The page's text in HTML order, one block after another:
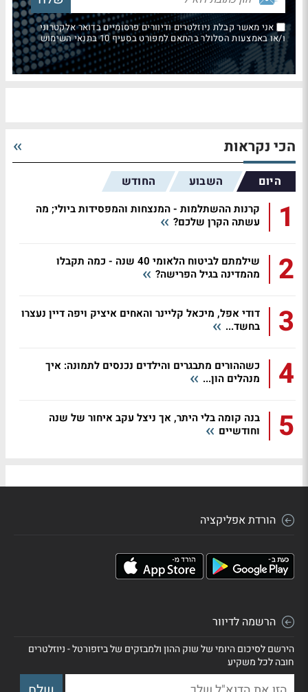
אני מאשר קבלת ניוזלטרים ודיוורים פרסומיים בדואר אלקטרוני
ו/או באמצעות הסלולר בהתאם למפורט בסעיף 10 בתנאי השימוש
הכי נקראות
היום השבוע החודש
1
קרנות ההשתלמות - המנצחות והמפסידות ביולי; מה
עשתה הקרן שלכם?
2
שילמתם לביטוח הלאומי 40 שנה - כמה תקבלו
מהמדינה בגיל הפרישה?
3
דודי אפל, מיכאל קליינר והאחים איציק ויפה דיין נעצרו
בחשד...
4
כשההורים מתבגרים והילדים נכנסים לתמונה: איך
מנהלים הון...
5
בנה קומה בלי היתר, אך ניצל עקב איחור של שנה
וחודשיים
הורדת אפליקציה
הרשמה לדיוור
הירשם לסיכום היומי של שוק ההון ולמבזקים של ביזפורטל - ניוזלטרים
חובה לכל משקיע